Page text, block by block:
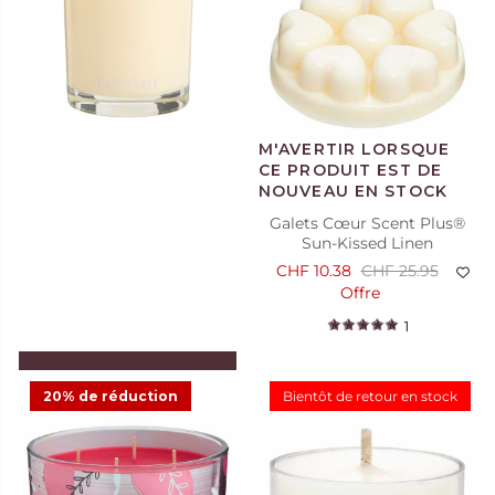
AJOUTER AU PANIER
Pot à bougie Escential Sun-
Kissed Linen
CHF 16.48 CHF 32.95
Galets Cœur Scent Plus®
Sun-Kissed Linen
CHF 10.38 CHF 25.95
Offre
1
20% de réduction Bientôt de retour en stock